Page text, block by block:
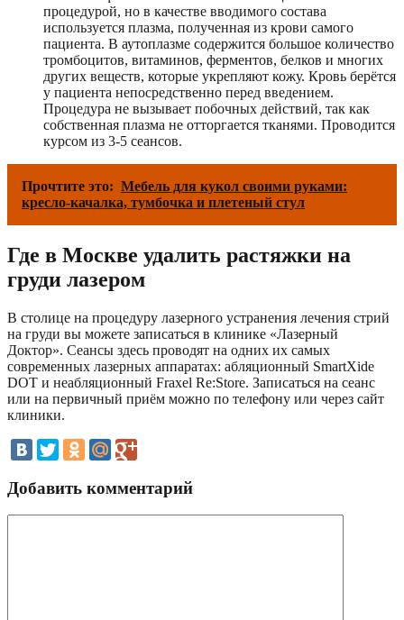
процедурой, но в качестве вводимого состава
используется плазма, полученная из крови самого
пациента. В аутоплазме содержится большое количество
тромбоцитов, витаминов, ферментов, белков и многих
других веществ, которые укрепляют кожу. Кровь берётся
у пациента непосредственно перед введением.
Процедура не вызывает побочных действий, так как
собственная плазма не отторгается тканями. Проводится
курсом из 3-5 сеансов.
Прочтите это: Мебель для кукол своими руками:
кресло-качалка, тумбочка и плетеный стул
Где в Москве удалить растяжки на
груди лазером
В столице на процедуру лазерного устранения лечения стрий
на груди вы можете записаться в клинике «Лазерный
Доктор». Сеансы здесь проводят на одних их самых
современных лазерных аппаратах: абляционный SmartXide
DOT и неабляционный Fraxel Re:Store. Записаться на сеанс
или на первичный приём можно по телефону или через сайт
клиники.
Добавить комментарий